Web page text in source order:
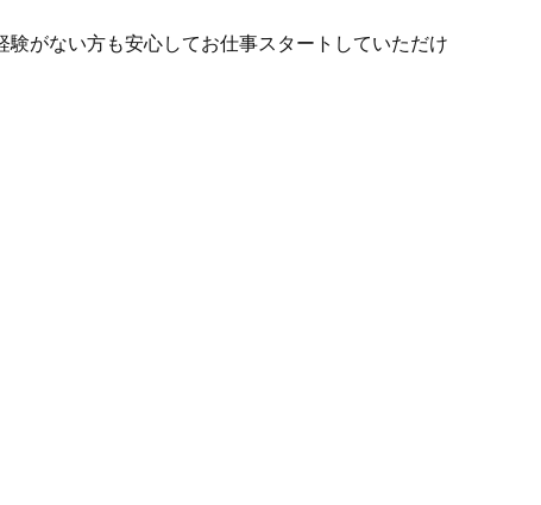
がない方も安心してお仕事スタートしていただけ